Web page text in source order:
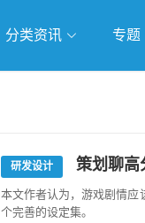
分类资讯 专题
研发设计 策划聊高
本文作者认为，游戏剧情应
个完善的设定集。